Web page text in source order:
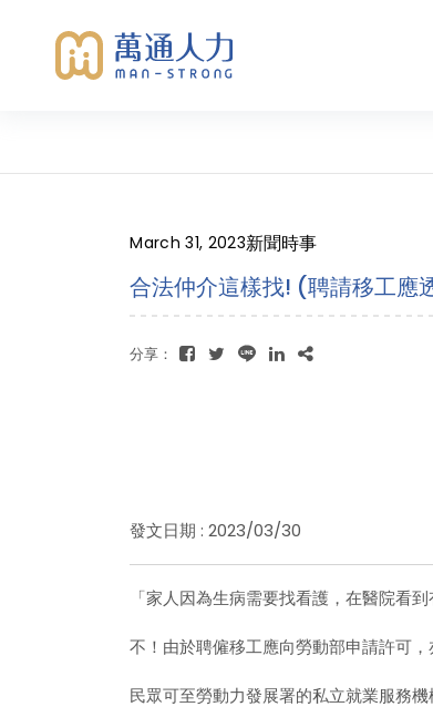
March 31, 2023新聞時事
合法仲介這樣找! (聘請移工應
分享：
發文日期 : 2023/03/30
「家人因為生病需要找看護，在醫院看
不！由於聘僱移工應向勞動部申請許可
民眾可至勞動力發展署的私立就業服務